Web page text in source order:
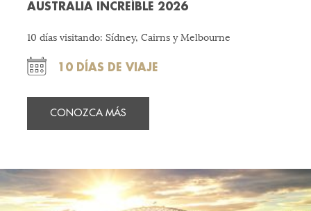
AUSTRALIA INCREÍBLE 2026
10 días visitando: Sídney, Cairns y Melbourne
10 DÍAS DE VIAJE
CONOZCA MÁS